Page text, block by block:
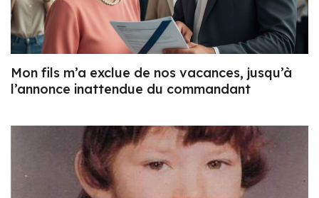
Mon fils m’a exclue de nos vacances, jusqu’à
l’annonce inattendue du commandant